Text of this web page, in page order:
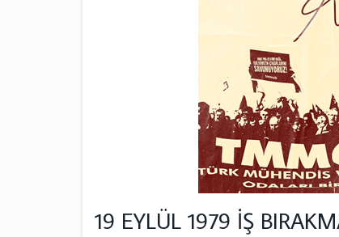
19 EYLÜL 1979 İŞ